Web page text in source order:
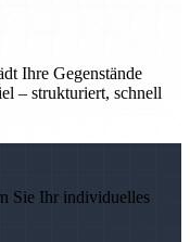
Ihre Gegenstände
– strukturiert, schnell
Sie Ihr individuelles